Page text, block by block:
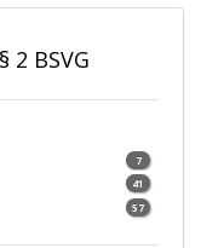
2 BSVG
7
41
57